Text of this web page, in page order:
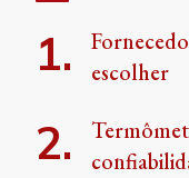
escolher